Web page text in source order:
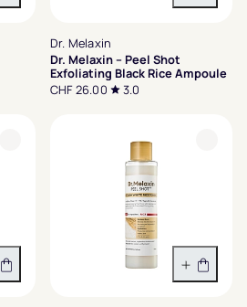
Dr. Melaxin
Dr. Melaxin – Peel Shot
Exfoliating Black Rice Ampoule
CHF 26.00
3.0
In den Warenkorb In den